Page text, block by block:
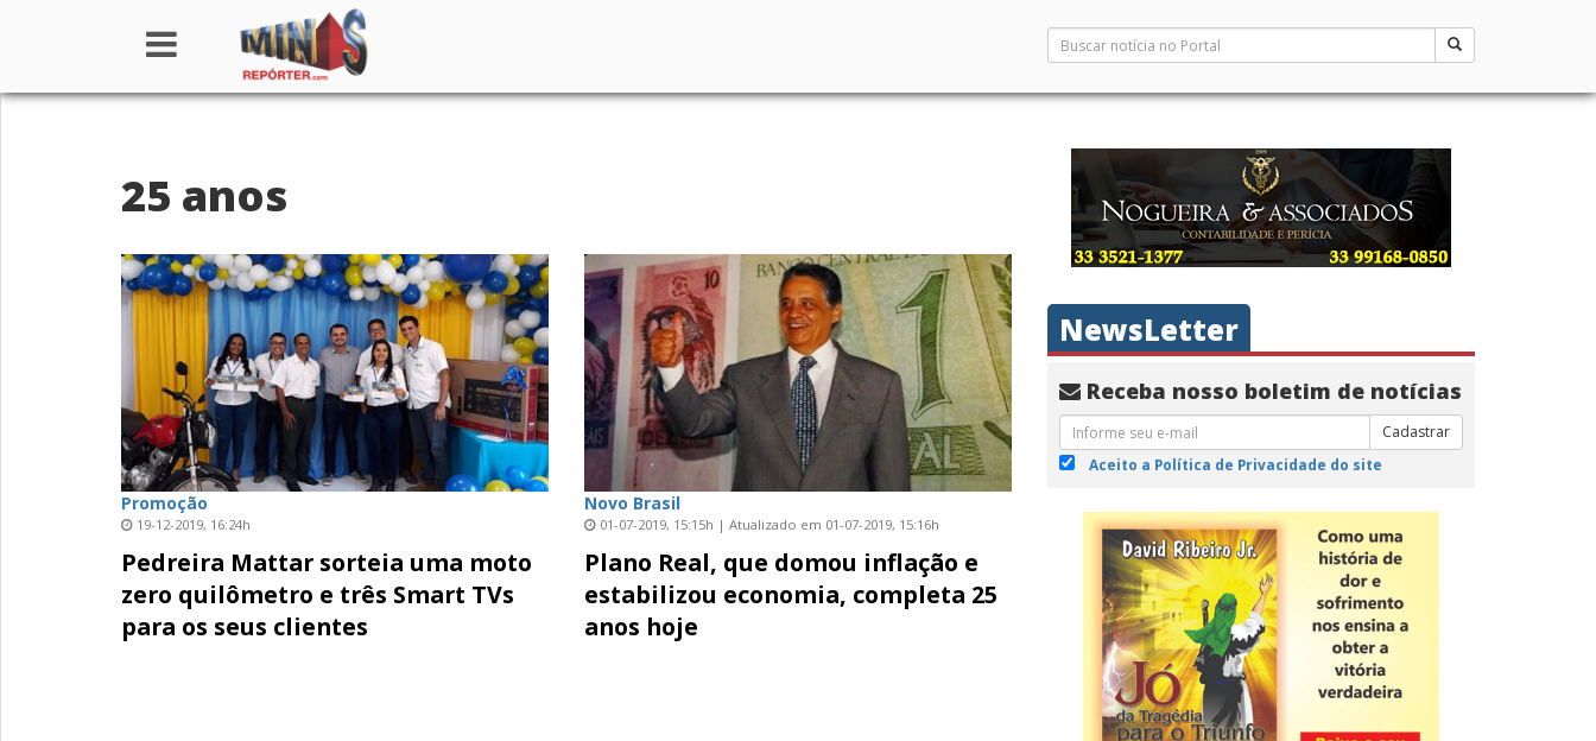
Institucional
Colunistas
25 anos
Promoção
19-12-2019, 16:24h
Pedreira Mattar sorteia uma moto
zero quilômetro e três Smart TVs
para os seus clientes
Novo Brasil
01-07-2019, 15:15h | Atualizado em 01-07-2019, 15:16h
Plano Real, que domou inflação e
estabilizou economia, completa 25
anos hoje
NewsLetter
Receba nosso boletim de notícias
Cadastrar
Aceito a Política de Privacidade do site